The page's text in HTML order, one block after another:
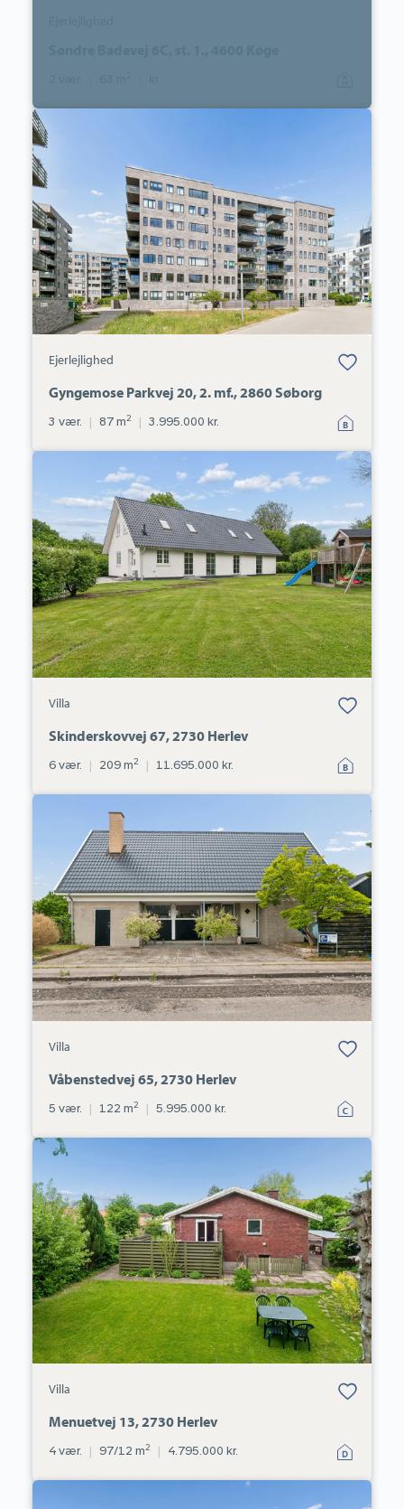
Ejerlejlighed:
Gyngemose
Parkvej
20,
2.
mf.,
2860
Søborg
Ejerlejlighed
Bolig er gemt
under dine
Gyngemose Parkvej 20, 2. mf., 2860 Søborg
3 vær. | 87 m2 | 3.995.000 kr.
Skinderskovvej
2730
Herlev
Villa
Bolig er gemt
under dine
Skinderskovvej 67, 2730 Herlev
6 vær. | 209 m2 | 11.695.000 kr.
Våbenstedvej
Herlev
Villa
Bolig er gemt
under dine
Våbenstedvej 65, 2730 Herlev
5 vær. | 122 m2 | 5.995.000 kr.
Villa:
13,
2730
Herlev
Villa
Bolig er gemt
under dine
Menuetvej 13, 2730 Herlev
4 vær. | 97/12 m2 | 4.795.000 kr.